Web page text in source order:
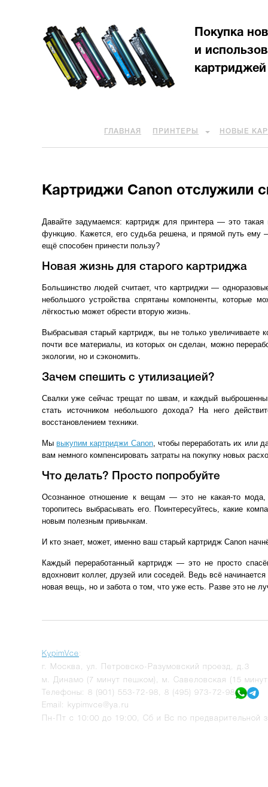
Покупка
и
картриджей
ГЛАВНАЯ ПРИНТЕРЫ НОВЫЕ
Картриджи Canon отслужили
Давайте задумаемся: картридж для принтера — это
функцию. Кажется, его судьба решена, и прямой путь
ещё способен принести пользу?
Новая жизнь для старого картриджа
Большинство людей считает, что картриджи —
небольшого устройства спрятаны компоненты, которые
лёгкостью может обрести вторую жизнь.
Выбрасывая старый картридж, вы не только увеличиваете
почти все материалы, из которых он сделан, можно
экологии, но и сэкономить.
Зачем спешить с утилизацией?
Свалки уже сейчас трещат по швам, и каждый
стать источником небольшого дохода? На него
восстановлением техники.
Мы выкупим картриджи Canon, чтобы переработать их или
вам немного компенсировать затраты на покупку новых
Что делать? Просто попробуйте
Осознанное отношение к вещам — это не какая-то
торопитесь выбрасывать его. Поинтересуйтесь, какие
новым полезным привычкам.
И кто знает, может, именно ваш старый картридж Canon
Каждый переработанный картридж — это не просто
вдохновит коллег, друзей или соседей. Ведь всё
новая вещь, но и забота о том, что уже есть. Разве это не
KypimVce:
г.
Москва
ул. Петровско-Разумовский проезд, д.3
м. Динамо (7 минут пешком), м. Савеловская (15
Телефоны: 8 (901) 553-72-98
8 (495) 973-72-98
Email: kypimvce@ya.ru
Пн-Пт с 10:00 до 19:00, Сб и Вс по предварительной